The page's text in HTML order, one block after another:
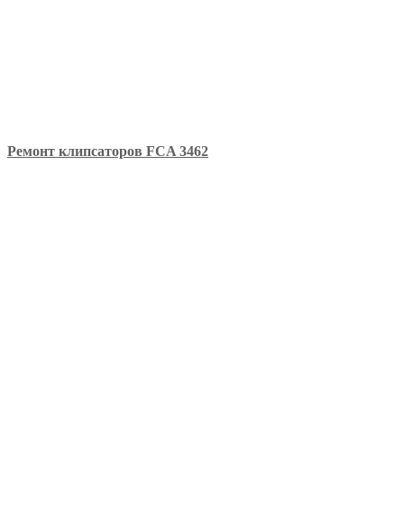
Ремонт клипсаторов FCA 3462